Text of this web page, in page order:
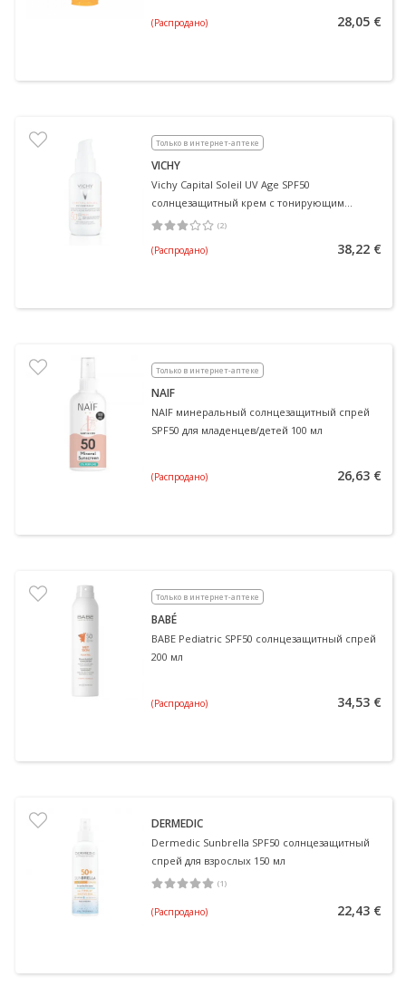
(Распродано) 28,05 €
Только в интернет-аптеке
VICHY
Vichy Capital Soleil UV Age SPF50
солнцезащитный крем с тонирующим
эффектом, 50 мл 40 мл
(2)
Средняя оценка 3.00
(Распродано) 38,22 €
Только в интернет-аптеке
NAIF
NAIF минеральный солнцезащитный спрей
SPF50 для младенцев/детей 100 мл
(Распродано) 26,63 €
Только в интернет-аптеке
BABÉ
BABE Pediatric SPF50 солнцезащитный спрей
200 мл
(Распродано) 34,53 €
DERMEDIC
Dermedic Sunbrella SPF50 солнцезащитный
спрей для взрослых 150 мл
(1)
Средняя оценка 5.00
(Распродано) 22,43 €